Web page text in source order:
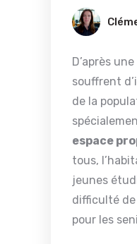
D’après
souffrent
de la
espace
tous,
jeunes
difficulté de
pour les